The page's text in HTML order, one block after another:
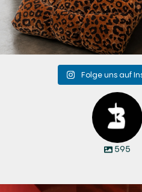
Folge uns auf
595